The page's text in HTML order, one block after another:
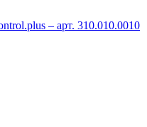
– арт. 310.010.0010